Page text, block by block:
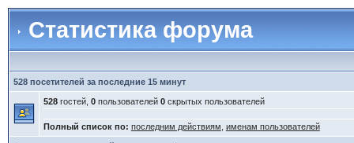
Статистика форума
528 посетителей за последние 15 минут
528гостей, 0пользователей 0скрытых пользователей
Полный список по: последним действиям именам пользователей